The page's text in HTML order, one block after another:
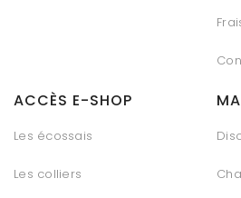
ACCÈS E-SHOP
Les écossais
Les colliers